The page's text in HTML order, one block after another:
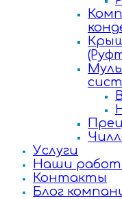
Услуги
Наши
Контакты
Блог